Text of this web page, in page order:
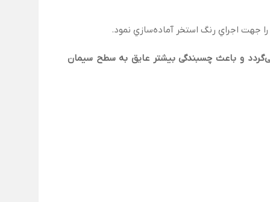
اجراي رنگ استخر آماده‌سازي نمود.
و باعث چسبندگی بیشتر عایق به سطح سیمان